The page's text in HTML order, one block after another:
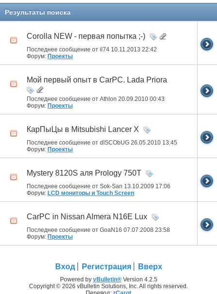
Результаты поиска
Corolla NEW - первая попытка ;-)
Последнее сообщение от il74 10.11.2013 22:42
Форум: Проекты
Мой первый опыт в CarPC. Lada Priora
Последнее сообщение от Athlon 20.09.2010 00:43
Форум: Проекты
КарПыЦы в Mitsubishi Lancer X
Последнее сообщение от dISCObUG 26.05.2010 13:45
Форум: Проекты
Mystery 8120S аля Prology 750T
Последнее сообщение от Sok-San 13.10.2009 17:06
Форум: LCD мониторы и Touch Screen
CarPC in Nissan Almera N16E Lux
Последнее сообщение от GoaN16 07.07.2008 23:58
Форум: Проекты
Вход Регистрация Вверх
Powered by vBulletin®Version 4.2.5
Copyright © 2026 vBulletin Solutions, Inc. All rights reserved.